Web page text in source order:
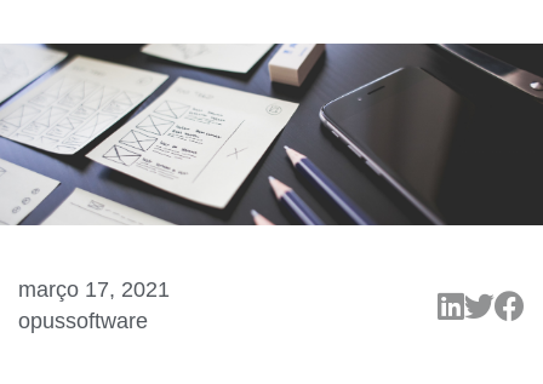
março 17, 2021
opussoftware